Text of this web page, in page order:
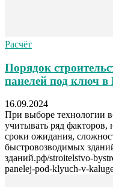
Расчёт
Порядок
панелей под ключ в
16.09.2024
При выборе технологии
учитывать ряд
сроки ожидания,
быстровозводимых
зданий.рф/stroitelstvo-
panelej-pod-klyuch-v-